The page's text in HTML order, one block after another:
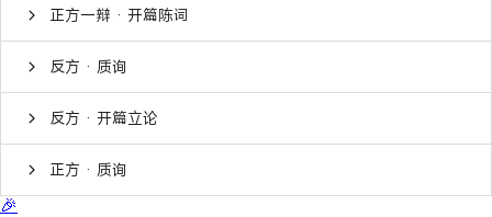
正方一辩 · 开篇陈词
反方 · 质询
反方 · 开篇立论
正方 · 质询
🎉